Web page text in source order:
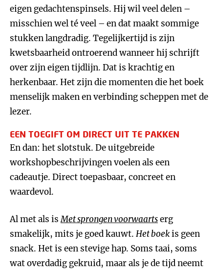
eigen gedachtenspinsels. Hij wil veel delen –
misschien wel té veel – en dat maakt sommige
stukken langdradig. Tegelijkertijd is zijn
kwetsbaarheid ontroerend wanneer hij schrijft
over zijn eigen tijdlijn. Dat is krachtig en
herkenbaar. Het zijn die momenten die het boek
menselijk maken en verbinding scheppen met de
lezer.
EEN TOEGIFT OM DIRECT UIT TE PAKKEN
En dan: het slotstuk. De uitgebreide
workshopbeschrijvingen voelen als een
cadeautje. Direct toepasbaar, concreet en
waardevol.
Al met als isMet sprongen voorwaartserg
smakelijk, mits je goed kauwt. Het boekis geen
snack. Het is een stevige hap. Soms taai, soms
wat overdadig gekruid, maar als je de tijd neemt